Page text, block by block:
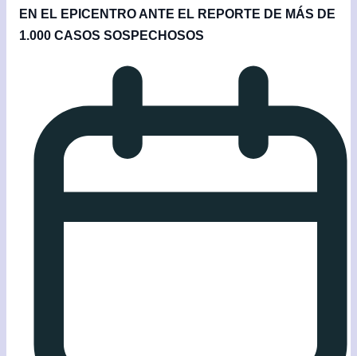
EN EL EPICENTRO ANTE EL REPORTE DE MÁS DE
1.000 CASOS SOSPECHOSOS